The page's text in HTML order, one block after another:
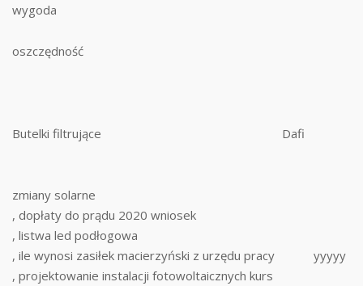
wygoda
oszczędność
Butelki filtrujące Dafi
zmiany solarne
, dopłaty do prądu 2020 wniosek
, listwa led podłogowa
, ile wynosi zasiłek macierzyński z urzędu pracy
, projektowanie instalacji fotowoltaicznych kurs
yyyyy